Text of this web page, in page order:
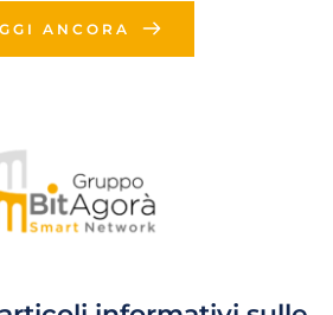
ANCORA